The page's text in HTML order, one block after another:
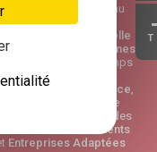
T
de Glaubitz
œuvre au
: personnes avec
déficience intellectuelle
et familiale et
personnes
couvre trois champs
sein de ses 41
IME…) répartis en Alsace
de
, ainsi que l’accueil des
Établissements
Entreprises Adaptées